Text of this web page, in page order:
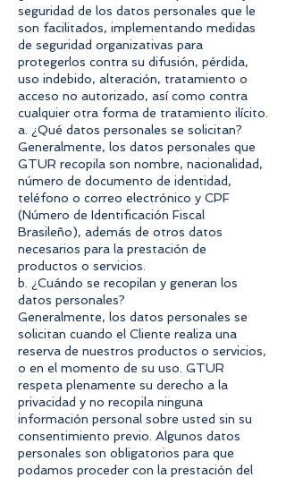
seguridad de los datos personales que le
son facilitados, implementando medidas
de seguridad organizativas para
protegerlos contra su difusión, pérdida,
uso indebido, alteración, tratamiento o
acceso no autorizado, así como contra
cualquier otra forma de tratamiento ilícito.
a. ¿Qué datos personales se solicitan?
Generalmente, los datos personales que
GTUR recopila son nombre, nacionalidad,
número de documento de identidad,
teléfono o correo electrónico y CPF
(Número de Identificación Fiscal
Brasileño), además de otros datos
necesarios para la prestación de
productos o servicios.
b. ¿Cuándo se recopilan y generan los
datos personales?
Generalmente, los datos personales se
solicitan cuando el Cliente realiza una
reserva de nuestros productos o servicios,
o en el momento de su uso. GTUR
respeta plenamente su derecho a la
privacidad y no recopila ninguna
información personal sobre usted sin su
consentimiento previo. Algunos datos
personales son obligatorios para que
podamos proceder con la prestación del